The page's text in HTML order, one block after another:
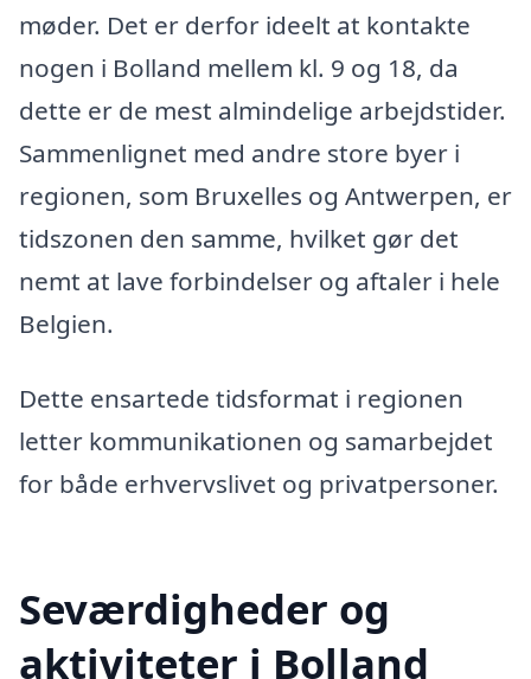
møder. Det er derfor ideelt at kontakte
nogen i Bolland mellem kl. 9 og 18, da
dette er de mest almindelige arbejdstider.
Sammenlignet med andre store byer i
regionen, som Bruxelles og Antwerpen, er
tidszonen den samme, hvilket gør det
nemt at lave forbindelser og aftaler i hele
Belgien.
Dette ensartede tidsformat i regionen
letter kommunikationen og samarbejdet
for både erhvervslivet og privatpersoner.
Seværdigheder og
aktiviteter i Bolland